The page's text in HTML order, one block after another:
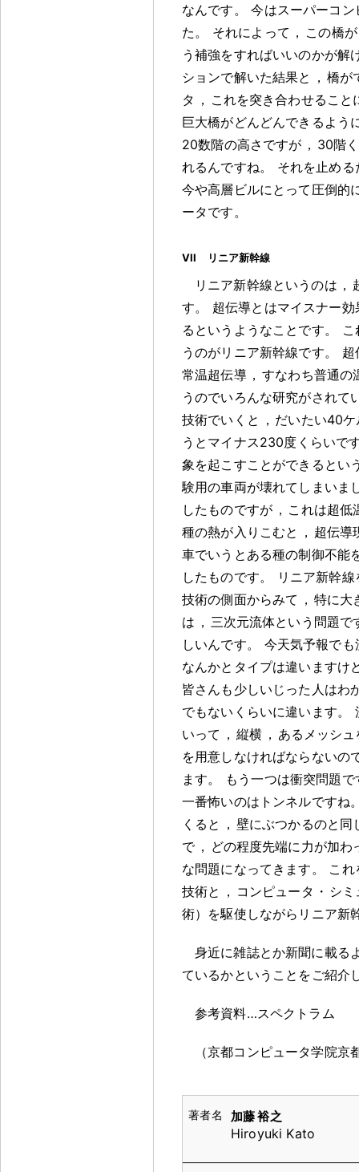
なんです 。
今はスーパーコ
た 。 それによって ， この橋
う補強をすればいいのかが解
ションで解いた結果と ， 橋が
タ ， これを突き合わせるこ
巨大橋がどんどんできるよう
20数階の高さですが ， 30階
れるんですね。
それを止め
今や高層ビルにとって圧倒的
ータです 。
VII リニア新幹線
リニア新幹線というのは ，
す。
超伝導とはマイスナー
るというようなことです。
うのがリニア新幹線です。
超
常温超伝導 ， すなわち普通の
うのでいろんな研究がされて
技術でいくと ， だいたい40
うとマイナス230度くらいで
象を起こすことができるとい
験用の車両が壊れてしまいま
したものですが ， これは超低
種の熱が入りこむと ， 超伝導
車でいうとある種の制御不能
したものです。
リニア新幹
技術の側面からみて ， 特に大
は ， 三次元流体という問題で
しいんです。
今天気予報で
なんかとタイプは違いますけ
皆さんも少しいじった人はわ
でもないくらいに違います。
いって ， 縦横 ， あるメッシ
を用意しなければならないの
ます。
もう一つは衝突問題で
一番怖いのはトンネルですね
くると ， 壁にぶつかるのと同
で ， どの程度先端に力が加わ
な問題になってきます 。
これ
技術と ， コンピュータ ・ シ
術）を駆使しながらリニア新
身近に雑誌とか新聞に載る
ているかということをご紹介
参考資料…スペクトラム
（京都コンピュータ学院
加藤 裕之
Hiroyuki Kato